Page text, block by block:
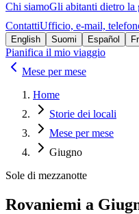
Chi siamoGli abitanti dietro la
ContattiUfficio, e-mail,
English Suomi Español
Pianifica il mio viaggio
Mese per mese
Home
Storie dei locali
Mese per mese
Giugno
Sole di mezzanotte
Rovaniemi a